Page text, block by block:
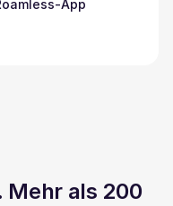
App
Mehr als 200